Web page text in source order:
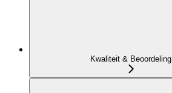
Kwaliteit & Beoordeling